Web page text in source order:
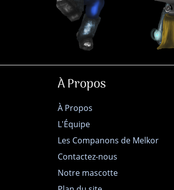
À Propos
À Propos
L'Équipe
Les Companons de Melkor
Contactez-nous
Notre mascotte